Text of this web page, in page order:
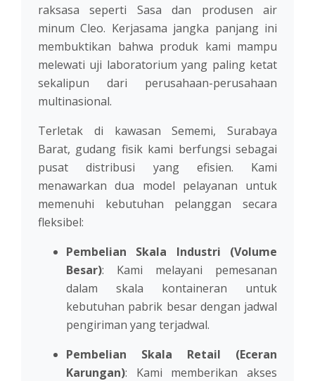
raksasa seperti Sasa dan produsen air
minum Cleo. Kerjasama jangka panjang ini
membuktikan bahwa produk kami mampu
melewati uji laboratorium yang paling ketat
sekalipun dari perusahaan-perusahaan
multinasional.
Terletak di kawasan Sememi, Surabaya
Barat, gudang fisik kami berfungsi sebagai
pusat distribusi yang efisien. Kami
menawarkan dua model pelayanan untuk
memenuhi kebutuhan pelanggan secara
fleksibel:
Pembelian Skala Industri (Volume
Besar): Kami melayani pemesanan
dalam skala kontaineran untuk
kebutuhan pabrik besar dengan jadwal
pengiriman yang terjadwal.
Pembelian Skala Retail (Eceran
Karungan): Kami memberikan akses